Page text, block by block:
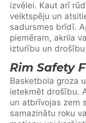
izvēlei. Kaut arī
veiktspēju un
sadursmes brīdī.
piemēram, akrila
izturību un
Rim Safety
Basketbola groza
ietekmēt drošību.
un atbrīvojas zem
samazinātu roku